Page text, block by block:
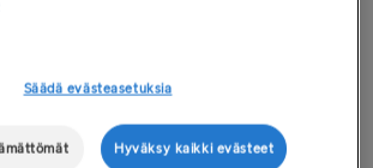
(EU:n avoin rajat ylittävä alue) lyhyelle
tulee nyt suorittaa biometriset
lukien kasvokuva ja sormenjäljet.
korvaavat passien leimaamisen.
Säädä evästeasetuksia
Hyväksy kaikki evästeet